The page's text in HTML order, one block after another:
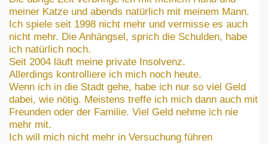
meiner Katze und abends natürlich mit meinem Mann.
Ich spiele seit 1998 nicht mehr und vermisse es auch
nicht mehr. Die Anhängsel, sprich die Schulden, habe
ich natürlich noch.
Seit 2004 läuft meine private Insolvenz.
Allerdings kontrolliere ich mich noch heute.
Wenn ich in die Stadt gehe, habe ich nur so viel Geld
dabei, wie nötig. Meistens treffe ich mich dann auch mit
Freunden oder der Familie. Viel Geld nehme ich nie
mehr mit.
Ich will mich nicht mehr in Versuchung führen